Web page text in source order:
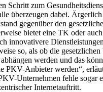
Schritt zum
überzeugen dabei.
gegenüber den
bietet eine TK oder
innovativere
so, als ob die gesetzlichen
werden und das
PKV-Anbieter werden“,
Unternehmen fehle sogar
Internetauftritt.